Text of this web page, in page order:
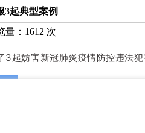
3起典型案例
量： 1612 次
起妨害新冠肺炎疫情防控违法犯